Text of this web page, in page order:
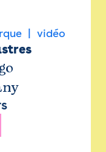
vidéo